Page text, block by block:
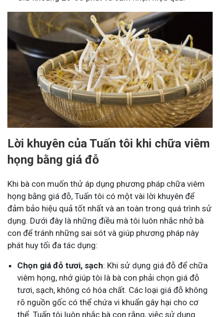
Lời khuyên của Tuấn tôi khi chữa viêm
họng bằng giá đỗ
Khi bà con muốn thử áp dụng phương pháp chữa viêm
họng bằng giá đỗ, Tuấn tôi có một vài lời khuyên để
đảm bảo hiệu quả tốt nhất và an toàn trong quá trình sử
dụng. Dưới đây là những điều mà tôi luôn nhắc nhở bà
con để tránh những sai sót và giúp phương pháp này
phát huy tối đa tác dụng:
Chọn giá đỗ tươi, sạch: Khi sử dụng giá đỗ để chữa
viêm họng, nhớ giúp tôi là bà con phải chọn giá đỗ
tươi, sạch, không có hóa chất. Các loại giá đỗ không
rõ nguồn gốc có thể chứa vi khuẩn gây hại cho cơ
thể. Tuấn tôi luôn nhắc bà con rằng, việc sử dụng